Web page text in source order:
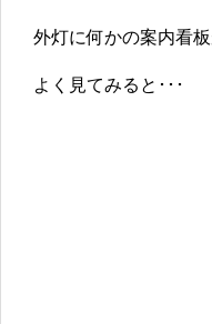
外灯に何かの案内看
よく見てみると･･･